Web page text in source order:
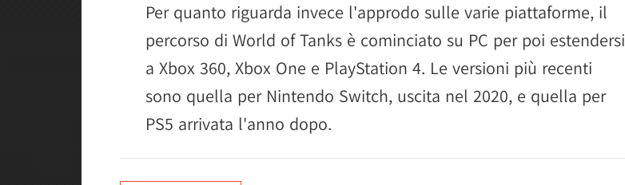
Per quanto riguarda invece l'approdo sulle varie piattaforme, il
percorso di World of Tanks è cominciato su PC per poi estendersi
a Xbox 360, Xbox One e PlayStation 4. Le versioni più recenti
sono quella per Nintendo Switch, uscita nel 2020, e quella per
PS5 arrivata l'anno dopo.